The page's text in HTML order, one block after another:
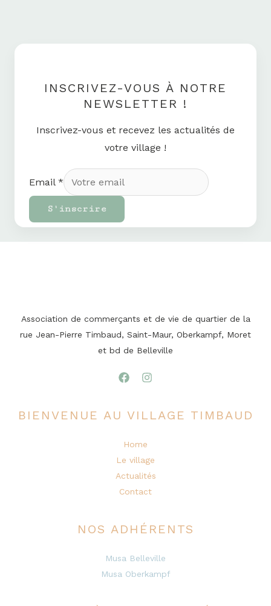
INSCRIVEZ-VOUS À NOTRE
NEWSLETTER !
Inscrivez-vous et recevez les actualités de
votre village !
Email *
S'inscrire
Association de commerçants et de vie de quartier de la
rue Jean-Pierre Timbaud, Saint-Maur, Oberkampf, Moret
et bd de Belleville
BIENVENUE AU VILLAGE TIMBAUD
Home
Le village
Actualités
Contact
NOS ADHÉRENTS
Musa Belleville
Musa Oberkampf